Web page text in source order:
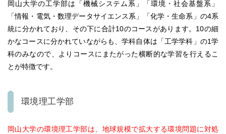
岡山大学の工学部は「機械システム系」「環境・社会基盤系」
「情報・電気・数理データサイエンス系」「化学・生命系」の4系
統に分かれており、その下に合計10のコースがあります。 10の細
かなコースに分かれていながらも、学科自体は「工学学科」の1学
科のみなので、よりコースにまたがった横断的な学習を行えるこ
とが特徴です。
環境理工学部
岡山大学の環境理工学部は、地球規模で拡大する環境問題に対処